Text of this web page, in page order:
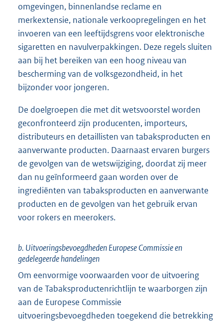
omgevingen, binnenlandse reclame en
merkextensie, nationale verkoopregelingen en het
invoeren van een leeftijdsgrens voor elektronische
sigaretten en navulverpakkingen. Deze regels sluiten
aan bij het bereiken van een hoog niveau van
bescherming van de volksgezondheid, in het
bijzonder voor jongeren.
De doelgroepen die met dit wetsvoorstel worden
geconfronteerd zijn producenten, importeurs,
distributeurs en detaillisten van tabaksproducten en
aanverwante producten. Daarnaast ervaren burgers
de gevolgen van de wetswijziging, doordat zij meer
dan nu geïnformeerd gaan worden over de
ingrediënten van tabaksproducten en aanverwante
producten en de gevolgen van het gebruik ervan
voor rokers en meerokers.
b. Uitvoeringsbevoegdheden Europese Commissie en
gedelegeerde handelingen
Om eenvormige voorwaarden voor de uitvoering
van de Tabaksproductenrichtlijn te waarborgen zijn
aan de Europese Commissie
uitvoeringsbevoegdheden toegekend die betrekking